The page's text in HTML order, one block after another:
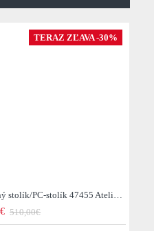
TERAZ ZĽAVA -30%
Toaletný stolík/PC-stolík 47455 Atelier 120cm Natural Dub Dyha
510,00€